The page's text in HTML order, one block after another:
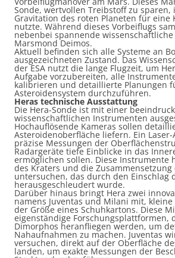
Sonde, wertvollen Treibstoff zu sparen,
Gravitation des roten Planeten für eine
nutzte. Während dieses Vorbeiflugs
nebenbei spannende
Marsmond Deimos.
Aktuell befinden sich alle Systeme an
ausgezeichneten Zustand. Das
der ESA nutzt die lange Flugzeit, um
Aufgabe vorzubereiten, alle
kalibrieren und detaillierte Planungen
Asteroidensystem durchzuführen.
Heras technische Ausstattung
Die Hera-Sonde ist mit einer
wissenschaftlichen Instrumenten
Hochauflösende Kameras sollen
Asteroidenoberfläche liefern. Ein
präzise Messungen der
Radargeräte tiefe Einblicke in das
ermöglichen sollen. Diese Instrumente
des Kraters und die
untersuchen, das durch den Einschlag
herausgeschleudert wurde.
Darüber hinaus bringt Hera zwei
namens Juventas und Milani mit,
der Größe eines Schuhkartons. Diese
eigenständige Forschungsplattformen,
Dimorphos heranfliegen werden, um
Nahaufnahmen zu machen. Juventas
versuchen, direkt auf der Oberfläche
landen, um exakte Messungen der